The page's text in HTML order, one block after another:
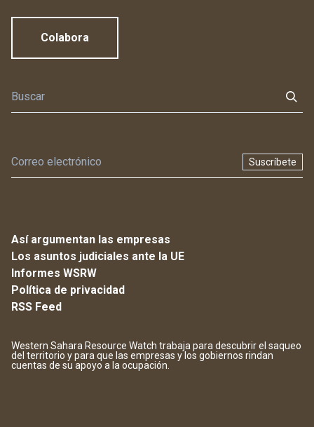
Colabora
Suscríbete
Así argumentan las empresas
Los asuntos judiciales ante la UE
Informes WSRW
Política de privacidad
RSS Feed
Western Sahara Resource Watch trabaja para descubrir el saqueo
del territorio y para que las empresas y los gobiernos rindan
cuentas de su apoyo a la ocupación.